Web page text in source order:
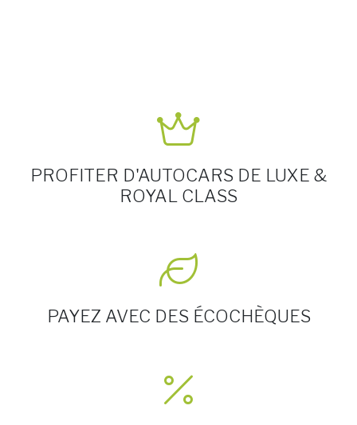
PROFITER D'AUTOCARS DE LUXE &
ROYAL CLASS
PAYEZ AVEC DES ÉCOCHÈQUES